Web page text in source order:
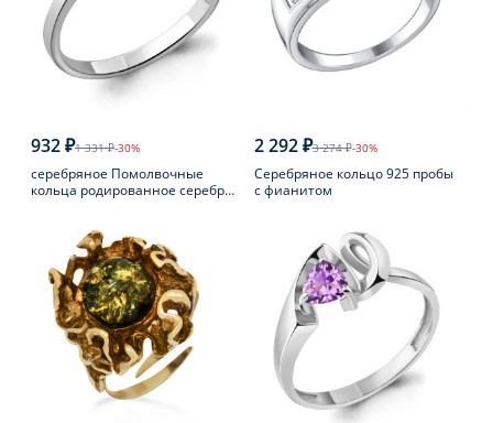
932 ₽1 331 ₽-30%
серебряное Помолвочные
кольца родированное серебро
2 292 ₽3 274 ₽-30%
Серебряное кольцо 925 пробы
с фианитом